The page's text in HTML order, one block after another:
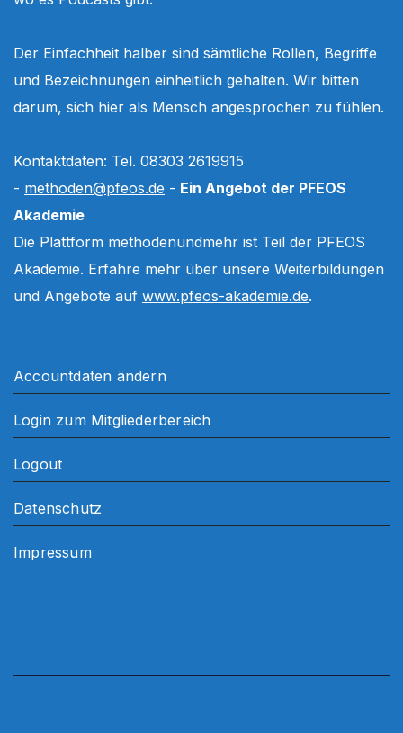
Der Einfachheit halber sind sämtliche Rollen, Begriffe
und Bezeichnungen einheitlich gehalten. Wir bitten
darum, sich hier als Mensch angesprochen zu fühlen.
Kontaktdaten: Tel. 08303 2619915
- methoden@pfeos.de - Ein Angebot der PFEOS
Akademie
Die Plattform methodenundmehr ist Teil der PFEOS
Akademie. Erfahre mehr über unsere Weiterbildungen
und Angebote auf www.pfeos-akademie.de.
Accountdaten ändern
Login zum Mitgliederbereich
Logout
Datenschutz
Impressum